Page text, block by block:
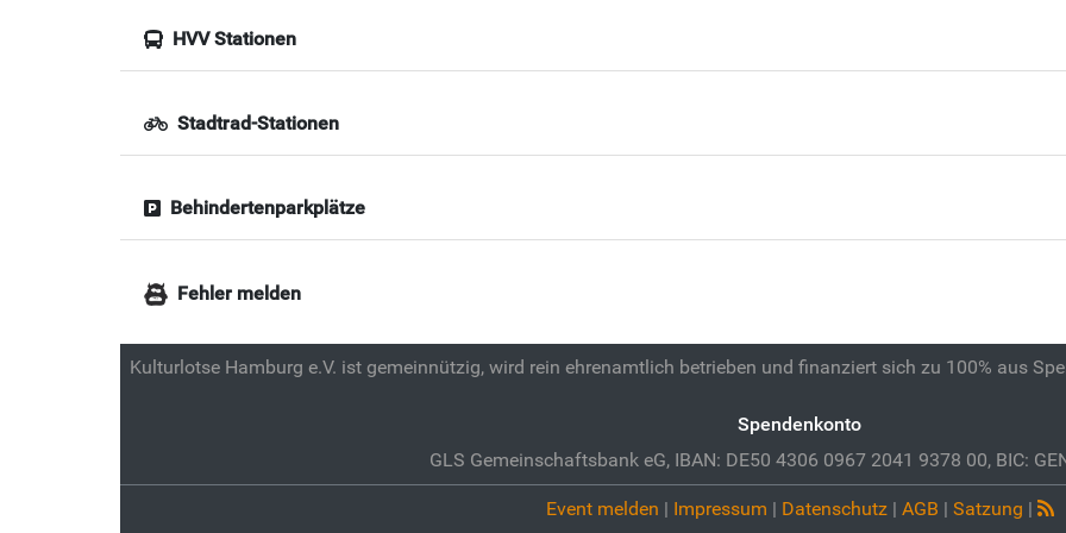
HVV Stationen
Stadtrad-Stationen
Behindertenparkplätze
Fehler melden
Kulturlotse Hamburg e.V. ist gemeinnützig, wird rein ehrenamtlich betrieben und finanziert sich zu 100% aus
Spendenkonto
GLS Gemeinschaftsbank eG, IBAN: DE50 4306 0967 2041 9378 00, BIC:
Event melden | Impressum | Datenschutz| AGB | Satzung |